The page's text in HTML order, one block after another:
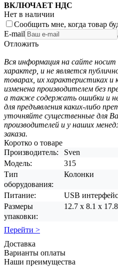
ВКЛЮЧАЕТ НДС
Нет в наличии
Сообщить мне, когда товар
E-mail
Отложить
Вся информация на сайте
характер, и не является
товарах, их характеристиках
изменена производителем без
а также содержать ошибки и
для предъявления каких-либо
уточняйте существенные для
производителей и у наших
заказа.
Коротко о товаре
Производитель:
Sven
Модель:
315
Тип
оборудования:
Колонки
Питание:
USB интерфейс
Размеры
упаковки:
12.7 x 8.1 x
Перейти >
Доставка
Варианты оплаты
Наши преимущества